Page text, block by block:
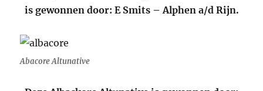
is gewonnen door: E Smits – Alphen a/d Rijn.
Abacore Altunative